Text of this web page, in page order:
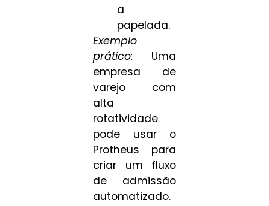
a
papelada.
Exemplo
prático: Uma
empresa de
varejo com
alta
rotatividade
pode usar o
Protheus para
criar um fluxo
de admissão
automatizado.